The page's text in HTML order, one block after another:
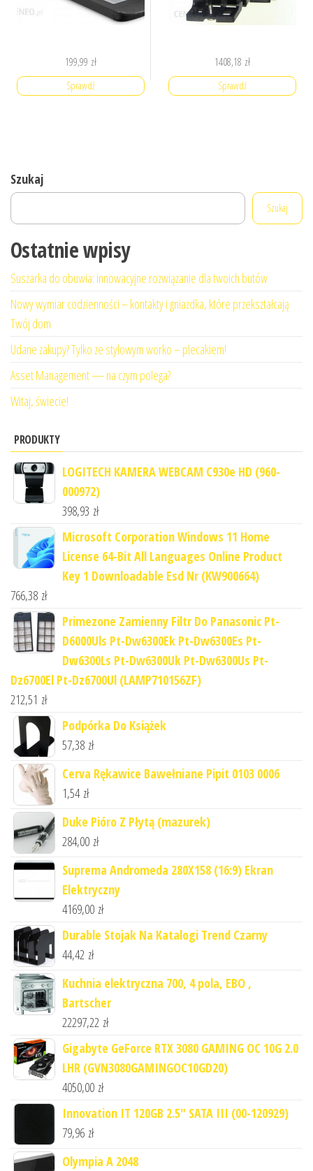
199,99 zł
Sprawdź
1408,18 zł
Sprawdź
Szukaj
Szukaj
Ostatnie wpisy
Suszarka do obuwia: innowacyjne rozwiązanie dla twoich butów
Nowy wymiar codzienności – kontakty i gniazdka, które przekształcają
Twój dom
Udane zakupy? Tylko ze stylowym worko – plecakiem!
Asset Management — na czym polega?
Witaj, świecie!
PRODUKTY
LOGITECH KAMERA WEBCAM C930e HD (960-
000972)
398,93 zł
Microsoft Corporation Windows 11 Home
License 64-Bit All Languages Online Product
Key 1 Downloadable Esd Nr (KW900664)
766,38 zł
Primezone Zamienny Filtr Do Panasonic Pt-
D6000Uls Pt-Dw6300Ek Pt-Dw6300Es Pt-
Dw6300Ls Pt-Dw6300Uk Pt-Dw6300Us Pt-
Dz6700El Pt-Dz6700Ul (LAMP710156ZF)
212,51 zł
Podpórka Do Książek
57,38 zł
Cerva Rękawice Bawełniane Pipit 0103 0006
1,54 zł
Duke Pióro Z Płytą (mazurek)
284,00 zł
Suprema Andromeda 280X158 (16:9) Ekran
Elektryczny
4169,00 zł
Durable Stojak Na Katalogi Trend Czarny
44,42 zł
Kuchnia elektryczna 700, 4 pola, EBO ,
Bartscher
22297,22 zł
Gigabyte GeForce RTX 3080 GAMING OC 10G 2.0
LHR (GVN3080GAMINGOC10GD20)
4050,00 zł
Innovation IT 120GB 2.5" SATA III (00-120929)
79,96 zł
Olympia A 2048